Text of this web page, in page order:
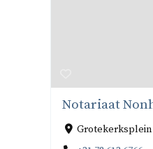
Notariaat
Grotekerksplein